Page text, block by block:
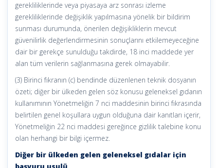
gerekliliklerinde veya piyasaya arz sonrası izleme
gerekliliklerinde değişiklik yapılmasına yönelik bir bildirim
sunması durumunda, önerilen değişikliklerin mevcut
güvenilirlik değerlendirmesinin sonuçlarını etkilemeyeceğine
dair bir gerekçe sunulduğu takdirde, 18 inci maddede yer
alan tüm verilerin sağlanmasına gerek olmayabilir.
(3) Birinci fıkranın (c) bendinde düzenlenen teknik dosyanın
özeti; diğer bir ülkeden gelen söz konusu geleneksel gıdanın
kullanımının Yönetmeliğin 7 nci maddesinin birinci fıkrasında
belirtilen genel koşullara uygun olduğuna dair kanıtları içerir,
Yönetmeliğin 22 nci maddesi gereğince gizlilik talebine konu
olan herhangi bir bilgi içermez.
Diğer bir ülkeden gelen geleneksel gıdalar için